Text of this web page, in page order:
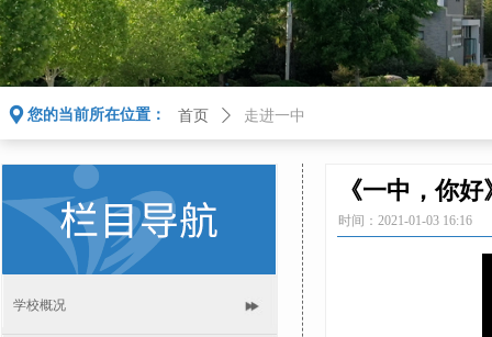
首页 ꄲ 走进一中
您的当前所在位置：
끇
学校概况
时间： 2021-01-03 16:16
《一中，你好